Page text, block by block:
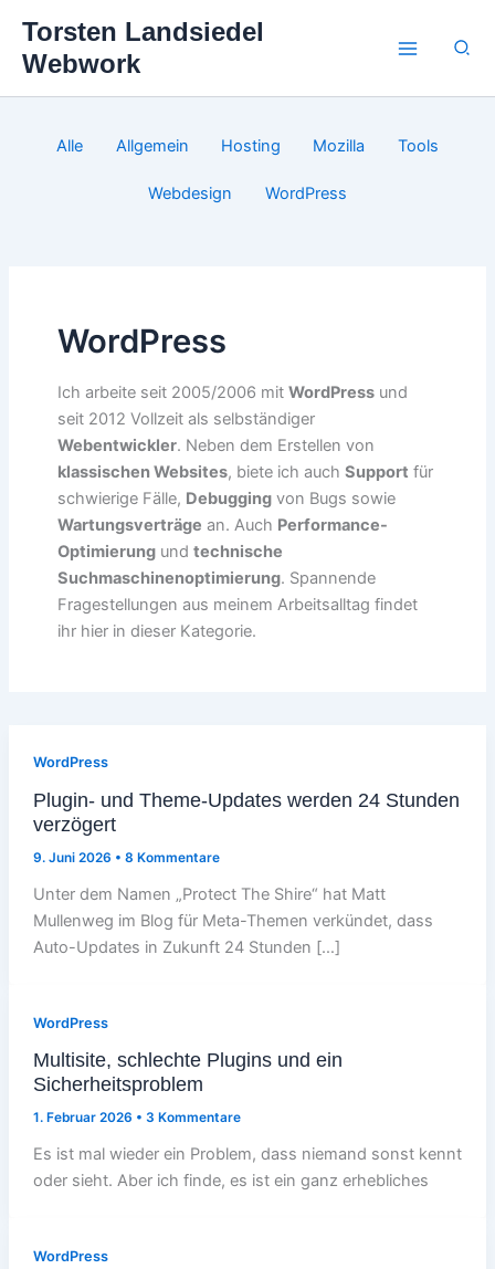
Inhalt
springen
Torsten Landsiedel
Webwork
Alle Allgemein Hosting Mozilla Tools
Webdesign WordPress
WordPress
Ich arbeite seit 2005/2006 mit WordPressund
seit 2012 Vollzeit als selbständiger
Webentwickler. Neben dem Erstellen von
klassischen Websites, biete ich auch Support für
schwierige Fälle, Debuggingvon Bugs sowie
Wartungsverträge an. Auch Performance-
Optimierungund technische
Suchmaschinenoptimierung. Spannende
Fragestellungen aus meinem Arbeitsalltag findet
ihr hier in dieser Kategorie.
WordPress
Plugin- und Theme-Updates werden 24 Stunden
verzögert
9. Juni 2026 • 8 Kommentare
Unter dem Namen „Protect The Shire“ hat Matt
Mullenweg im Blog für Meta-Themen verkündet, dass
Auto-Updates in Zukunft 24 Stunden […]
WordPress
Multisite, schlechte Plugins und ein
Sicherheitsproblem
1. Februar 2026 • 3 Kommentare
Es ist mal wieder ein Problem, dass niemand sonst kennt
oder sieht. Aber ich finde, es ist ein ganz erhebliches
WordPress